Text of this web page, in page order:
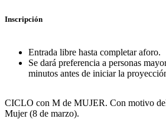
Inscripción
Entrada libre hasta completar aforo.
Se dará preferencia a personas
minutos antes de iniciar la
CICLO con M de MUJER. Con motivo
Mujer (8 de marzo).